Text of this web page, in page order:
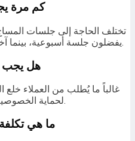
كم مرة
تختلف الحاجة إلى جلسات
يفضلون جلسة أسبوعية، بينما آخرون قد يرغبون في جلسة شهرية.
هل يجب
غالباً ما يُطلب من العملاء خلع
لحماية الخصوصية. يمكنك ارتداء ما تشعر بأنه مريح.
ما هي